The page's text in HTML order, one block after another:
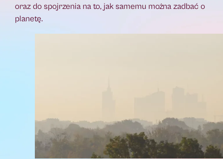
oraz do spojrzenia na to, jak samemu można zadbać o
planetę.